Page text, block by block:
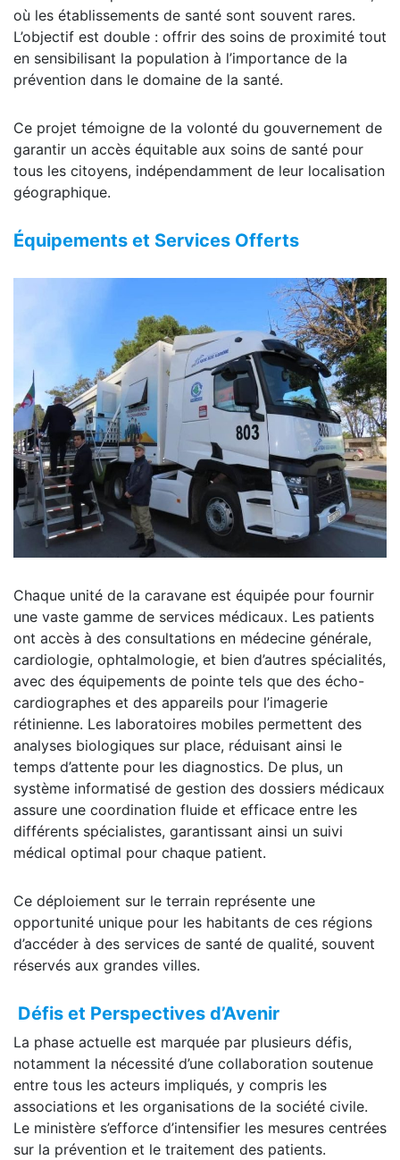
où les établissements de santé sont souvent rares.
L’objectif est double : offrir des soins de proximité tout
en sensibilisant la population à l’importance de la
prévention dans le domaine de la santé.
Ce projet témoigne de la volonté du gouvernement de
garantir un accès équitable aux soins de santé pour
tous les citoyens, indépendamment de leur localisation
géographique.
Équipements et Services Offerts
Chaque unité de la caravane est équipée pour fournir
une vaste gamme de services médicaux. Les patients
ont accès à des consultations en médecine générale,
cardiologie, ophtalmologie, et bien d’autres spécialités,
avec des équipements de pointe tels que des écho-
cardiographes et des appareils pour l’imagerie
rétinienne. Les laboratoires mobiles permettent des
analyses biologiques sur place, réduisant ainsi le
temps d’attente pour les diagnostics. De plus, un
système informatisé de gestion des dossiers médicaux
assure une coordination fluide et efficace entre les
différents spécialistes, garantissant ainsi un suivi
médical optimal pour chaque patient.
Ce déploiement sur le terrain représente une
opportunité unique pour les habitants de ces régions
d’accéder à des services de santé de qualité, souvent
réservés aux grandes villes.
Défis et Perspectives d’Avenir
La phase actuelle est marquée par plusieurs défis,
notamment la nécessité d’une collaboration soutenue
entre tous les acteurs impliqués, y compris les
associations et les organisations de la société civile.
Le ministère s’efforce d’intensifier les mesures centrées
sur la prévention et le traitement des patients.